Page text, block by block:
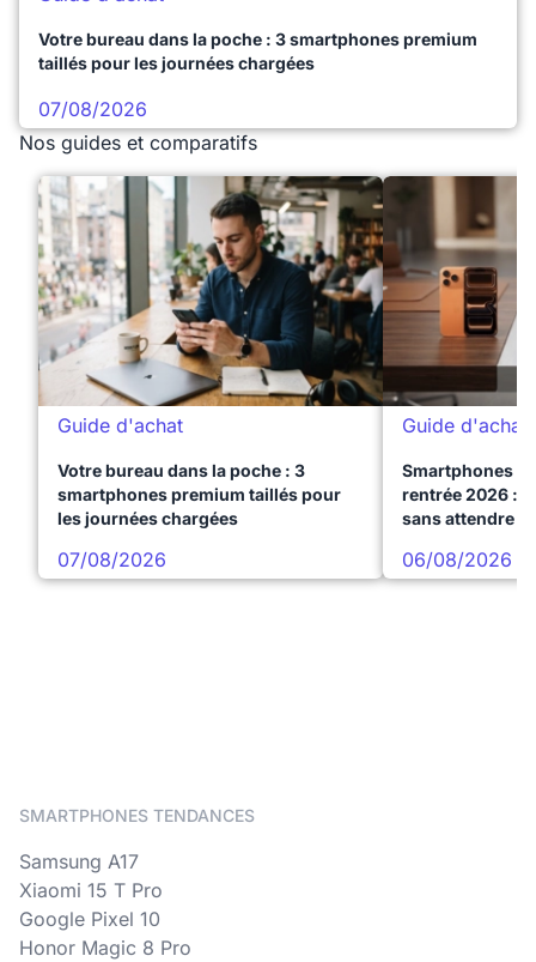
Votre bureau dans la poche : 3 smartphones premium
taillés pour les journées chargées
07/08/2026
Nos guides et comparatifs
Guide d'achat
Votre bureau dans la poche : 3
smartphones premium taillés pour
les journées chargées
07/08/2026
Guide d'achat
Smartphones
rentrée 2026 :
sans attendre
06/08/2026
SMARTPHONES TENDANCES
Samsung A17
Xiaomi 15 T Pro
Google Pixel 10
Honor Magic 8 Pro